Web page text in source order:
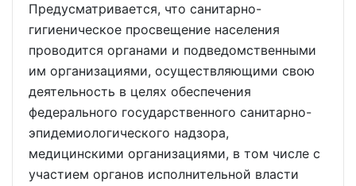
Предусматривается, что санитарно-
гигиеническое просвещение населения
проводится органами и подведомственными
им организациями, осуществляющими свою
деятельность в целях обеспечения
федерального государственного санитарно-
эпидемиологического надзора,
медицинскими организациями, в том числе с
участием органов исполнительной власти